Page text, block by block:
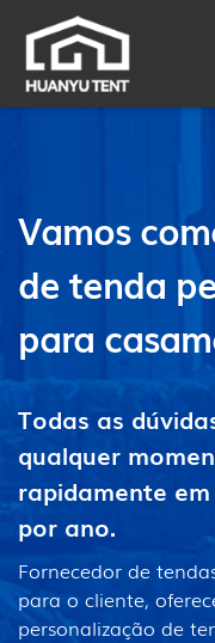
Vamos
de tenda
para
Todas as
qualquer
rapidamente
por ano.
Fornecedor de
para o cliente,
personalização de